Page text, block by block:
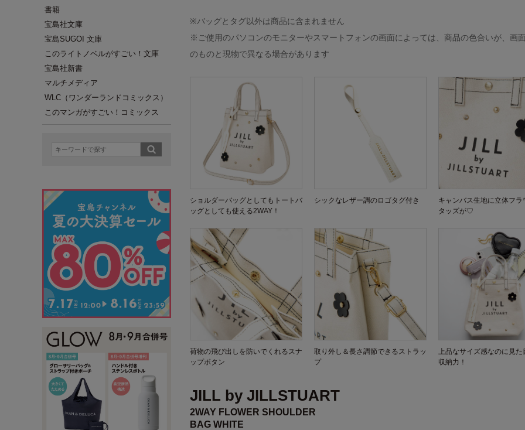
書籍
宝島社文庫
宝島SUGOI 文庫
このライトノベルがすごい！文庫
宝島社新書
マルチメディア
WLC（ワンダーランドコミックス）
このマンガがすごい！コミックス
※バッグとタグ以外は商品に含まれません
※ご使用のパソコンのモニターやスマートフォンの画面によっては、商品の色合いが、画
のものと現物で異なる場合があります
ショルダーバッグとしてもトートバ
ッグとしても使える2WAY！
シックなレザー調のロゴタグ付き
キャンバス生地に立体フラ
タッズが♡
荷物の飛び出しを防いでくれるスナ
ップボタン
取り外し＆長さ調節できるストラッ
プ
上品なサイズ感なのに見た
収納力！
JILL by JILLSTUART
2WAY FLOWER SHOULDER
BAG WHITE